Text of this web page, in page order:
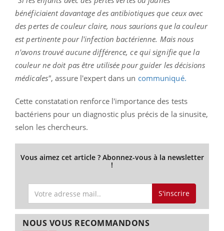
bénéficiaient davantage des antibiotiques que ceux avec
des pertes de couleur claire, nous saurions que la couleur
est pertinente pour l'infection bactérienne. Mais nous
n'avons trouvé aucune différence, ce qui signifie que la
couleur ne doit pas être utilisée pour guider les décisions
médicales", assure l'expert dans un communiqué.
Cette constatation renforce l'importance des tests
bactériens pour un diagnostic plus précis de la sinusite,
selon les chercheurs.
Vous aimez cet article ? Abonnez-vous à la newsletter
!
S'inscrire
NOUS VOUS RECOMMANDONS